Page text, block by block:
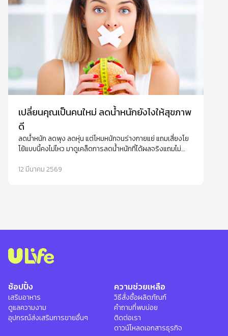
เปลี่ยนคุณเป็นคนใหม่ ลดน้ำหนักยังไงให้สุขภาพ
ดี
ลดน้ำหนัก ลดพุง ลดหุ่น แต่โหมหนักจนร่างกายแย่ แถมเสี่ยงโย
โย้แบบนี้คงไม่ไหว มาดูเคล็ดการลดน้ำหนักที่ได้ผลจริงแถมไม่
12 มีนาคม 2569
ช้อปปิ้ง
เสริมอาหาร
ดูแลความงาม
อุปกรณ์ส่งเสริมการขายอื่นๆ
ความช่วยเหลือ
วิธีสั่งซื้อผลิตภัณฑ์
คำถามที่พบบ่อย
ติดต่อเรา
ดาวน์โหลดเอกสารธุรกิจ